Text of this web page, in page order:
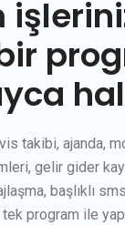
takibi, ajanda,
gelir gider
başlıklı
program ile